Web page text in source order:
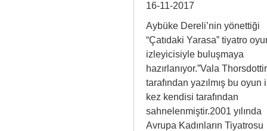
16-11-2017
Aybüke Dereli’nin yönettiği
“Çatıdaki Yarasa” tiyatro
izleyicisiyle buluşmaya
hazırlanıyor.”Vala Thorsdottir
tarafından yazılmış bu oyun
kez kendisi tarafından
sahnelenmiştir.2001 yılında
Avrupa Kadınların Tiyatrosu